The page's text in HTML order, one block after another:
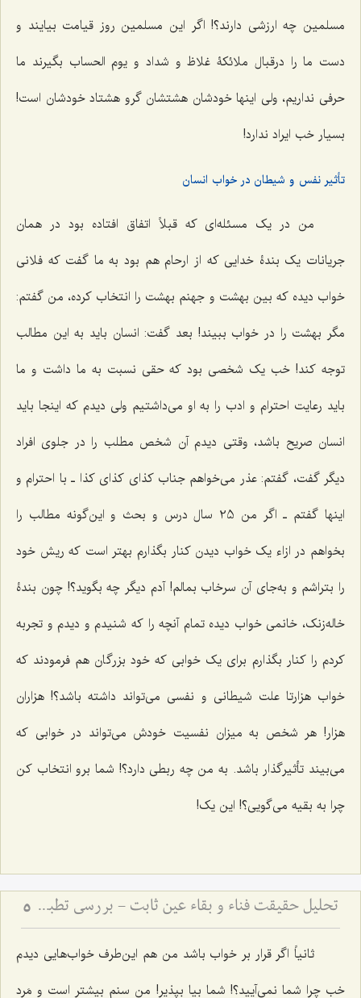
مسلمین چه ارزشى دارند؟! اگر این مسلمین روز قیامت بیایند و
دست ما را درقبال ملائکۀ غلاظ و شداد و یوم الحساب بگیرند ما
حرفى نداریم، ولى اینها خودشان هشتشان گرو هشتاد خودشان است!
بسیار خب ایراد ندارد!
تأثیر نفس و شیطان در خواب انسان
من در یک مسئله‌اى که قبلاً اتفاق افتاده بود در همان
جریانات یک بندۀ خدایى که از ارحام هم بود به ما گفت که فلانی
خواب دیده که بین بهشت و جهنم بهشت را انتخاب کرده، من گفتم:
مگر بهشت را در خواب ببیند! بعد گفت: انسان باید به این مطالب
توجه کند! خب یک شخصى بود که حقى نسبت به ما داشت و ما
باید رعایت احترام و ادب را به او مى‌داشتیم ولى دیدم که اینجا باید
انسان صریح باشد، وقتى دیدم آن شخص مطلب را در جلوى افراد
دیگر گفت، گفتم: عذر مى‌خواهم جناب کذاى کذاى کذا ـ با احترام و
اینها گفتم ـ اگر من 25 سال درس و بحث و این‌گونه مطالب را
بخواهم در ازاء یک خواب دیدن کنار بگذارم بهتر است که ریش خود
را بتراشم و به‌جاى آن سرخاب بمالم! آدم دیگر چه بگوید؟! چون بندۀ
خاله‌زنک، خانمی خواب دیده تمام آنچه را که شنیدم و دیدم و تجربه
کردم را کنار بگذارم براى یک خوابى که خود بزرگان هم فرمودند که
خواب هزارتا علت شیطانى و نفسى مى‌تواند داشته باشد؟! هزاران
هزار! هر شخص به میزان نفسیت خودش مى‌تواند در خوابى که
مى‌بیند تأثیرگذار باشد. به من چه ربطى دارد؟! شما برو انتخاب کن
چرا به بقیه مى‌گویى؟! این یک!
تحلیل حقیقت فناء و بقاء عین ثابت - بررسی تطبیقی دیدگاه‌های عرفانی و فلسفی در سیر و سلوک 5
ثانیاً اگر قرار بر خواب باشد من هم این‌طرف خواب‌هایى دیدم
خب چرا شما نمى‌آیید؟! شما بیا بپذیر! من سنم بیشتر است و مَرد